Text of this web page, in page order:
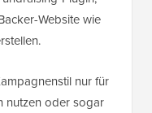
Website wie
nur für
nutzen oder sogar